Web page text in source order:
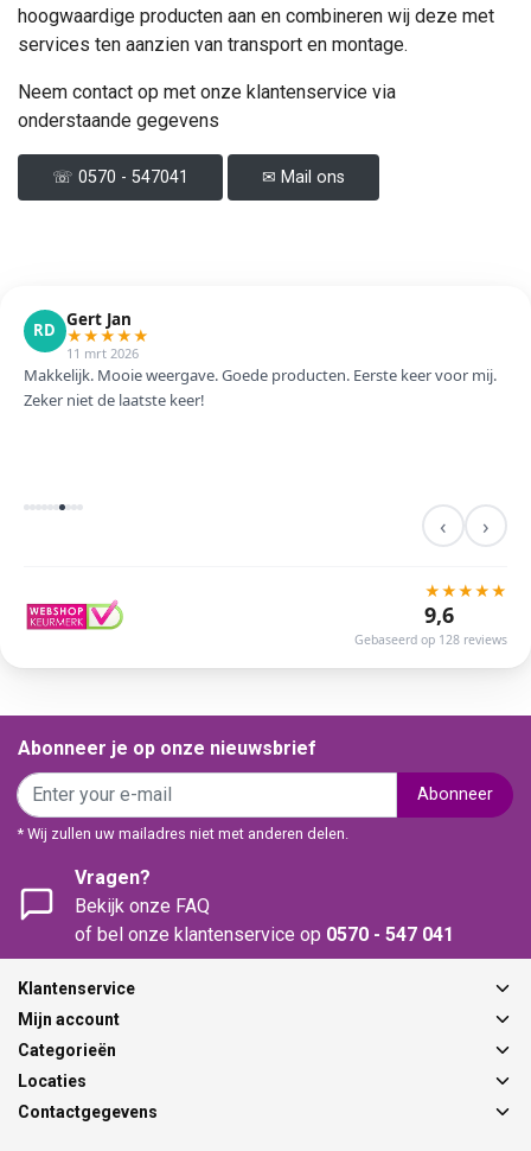
hoogwaardige producten aan en combineren wij deze met
services ten aanzien van transport en montage.
Neem contact op met onze klantenservice via
onderstaande gegevens
☏ 0570 - 547041 ✉ Mail ons
RD
Gert Jan
★★★★★
11 mrt 2026
Makkelijk. Mooie weergave. Goede producten. Eerste keer voor mij.
Zeker niet de laatste keer!
‹ ›
★★★★★
9,6
Gebaseerd op 128 reviews
Abonneer je op onze nieuwsbrief
Abonneer
* Wij zullen uw mailadres niet met anderen delen.
Vragen?
Bekijk onze FAQ
of bel onze klantenservice op 0570 - 547 041
Klantenservice
Mijn account
Categorieën
Locaties
Contactgegevens